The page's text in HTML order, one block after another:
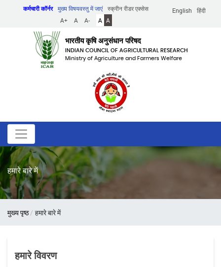
English हिंदी
कर्मचारी कॉर्नर मुख्य विषयवस्तु में जाएं
स्क्रीन रीडर एक्सेस
A+
A A- A A
भारतीय कृषि अनुसंधान परिषद
INDIAN COUNCIL OF AGRICULTURAL RESEARCH
Ministry of Agriculture and Farmers Welfare
हमारे बारे में
पग
मुख्य पृष्ठ हमारे बारे में
हमारे विवरण